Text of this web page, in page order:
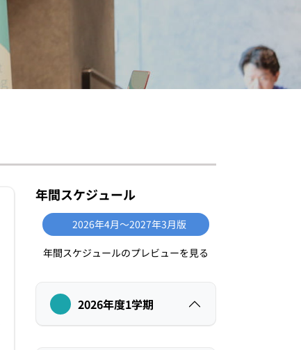
年間スケジュール
2026年4月〜2027年3月版
年間スケジュールのプレビューを見る
2026年度1学期